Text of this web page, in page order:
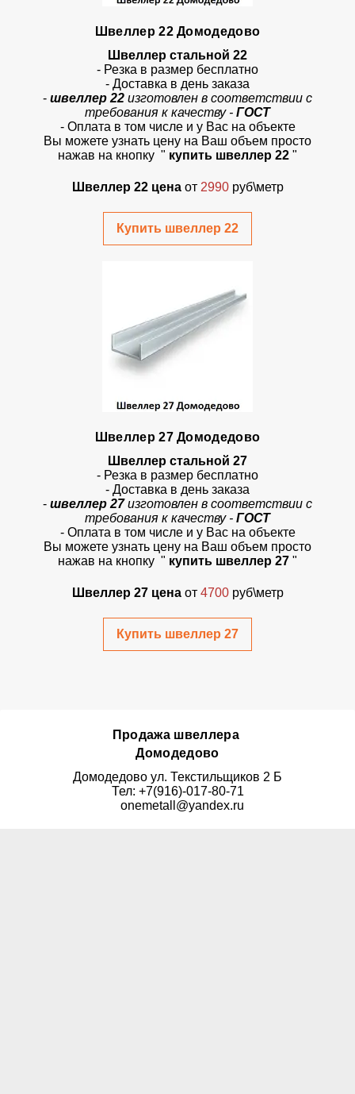
Швеллер 22 Домодедово
Швеллер стальной 22
- Резка в размер бесплатно
- Доставка в день заказа
- швеллер 22 изготовлен в соответствии с
требования к качеству - ГОСТ
- Оплата в том числе и у Вас на объекте
Вы можете узнать цену на Ваш объем просто
нажав на кнопку " купить швеллер 22 "
Швеллер 22 цена от 2990 руб\метр
Купить швеллер 22
Швеллер 27 Домодедово
Швеллер стальной 27
- Резка в размер бесплатно
- Доставка в день заказа
- швеллер 27изготовлен в соответствии с
требования к качеству - ГОСТ
- Оплата в том числе и у Вас на объекте
Вы можете узнать цену на Ваш объем просто
нажав на кнопку " купить швеллер 27 "
Швеллер 27 цена от 4700 руб\метр
Купить швеллер 27
Продажа швеллера
Домодедово
Домодедово ул. Текстильщиков 2 Б
Тел: +7(916)-017-80-71
onemetall@yandex.ru